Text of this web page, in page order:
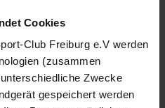
Cookies
Club Freiburg e.V werden
(zusammen
Zwecke
gespeichert werden